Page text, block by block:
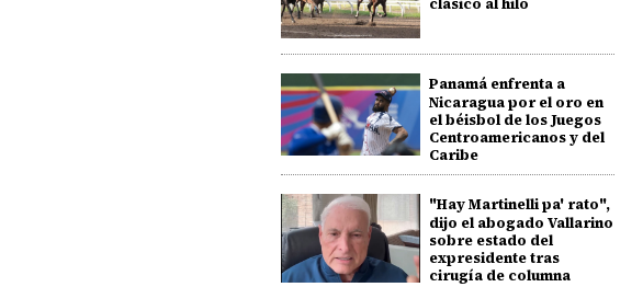
clásico al hilo
Panamá enfrenta a
Nicaragua por el oro en
el béisbol de los Juegos
Centroamericanos y del
Caribe
"Hay Martinelli pa' rato",
dijo el abogado Vallarino
sobre estado del
expresidente tras
cirugía de columna